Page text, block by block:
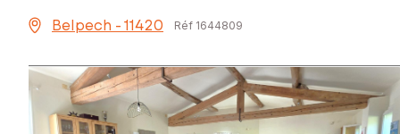
Belpech - 11420 Réf 1644809